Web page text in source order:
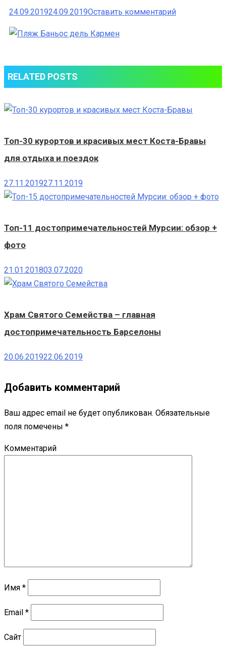
24.09.201924.09.2019Оставить комментарийк
Кармен
RELATED POSTS
Топ-30 курортов и красивых мест Коста-Бравы
для отдыха и поездок
27.11.201927.11.2019
Топ-11 достопримечательностей Мурсии: обзор +
фото
21.01.201803.07.2020
Храм Святого Семейства – главная
достопримечательность Барселоны
20.06.201922.06.2019
Добавить комментарий
Ваш адрес email не будет опубликован. Обязательные
поля помечены *
Комментарий
Имя *
Email *
Сайт